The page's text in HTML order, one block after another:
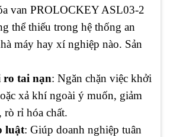
van PROLOCKEY ASL03-2
thể thiếu trong hệ thống an
máy hay xí nghiệp nào. Sản
ro tai nạn: Ngăn chặn việc khởi
xả khí ngoài ý muốn, giảm
rò rỉ hóa chất.
luật: Giúp doanh nghiệp tuân